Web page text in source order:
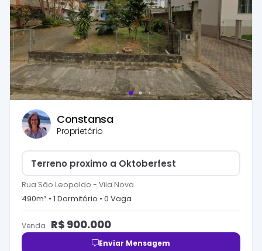
Constansa
Proprietário
Terreno proximo a Oktoberfest
Rua São Leopoldo - Vila Nova
490m² • 1 Dormitório • 0 Vaga
Venda R$ 900.000
Enviar Mensagem